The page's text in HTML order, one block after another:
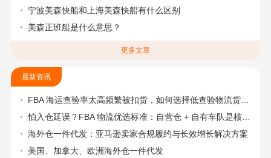
宁波美森快船和上海美森快船有什么区别
美森正班船是什么意思？
更多文章
最新资讯
FBA 海运查验率太高频繁被扣货，如何选择低查验物流货代？
怕入仓延误？FBA 物流优选标准：自营仓 + 自有车队是核心硬指标
海外仓一件代发：亚马逊卖家合规履约与长效增长解决方案
美国、加拿大、欧洲海外仓一件代发